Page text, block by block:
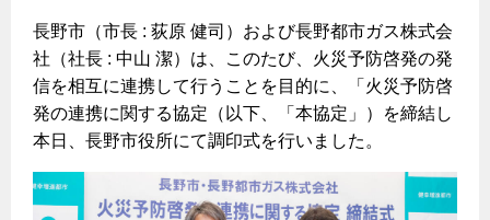
クレジットカードによるお支払い
払込書による窓口でのお支払い
払込書によるスマホアプリでのお支払い
検針について
原料費調整制度について
ガス給湯器とエコキュートの比較
快適性
経済性
ライフスタイルの変化に対応するエコジョーズ
グリル活用法
コンロの取替えは
レンジフード
レンジフード
サニタリーをリフォーム
その他をリフォーム
リフォーム事例紹介
3つのあんしん宣言
長野都市ガスのでんきのポイント
電気料金 長野都市ガスでんきプラン
都市ガスでんき 従量電灯Ｂ
都市ガスでんき 従量電灯Ｃ
都市ガスでんき 低圧電力
Chef Ropia's JOYFUL CUISINE
ヤミーのレシピ帖
食育活動について
エコ・クッキング
法人のお客様へ
ホーム お知らせ
お問合わせ・資料請求 ショールーム
長野市（市長 : 荻原 健司）および長野都市ガス株式会
社（社長 : 中山 潔）は、このたび、火災予防啓発の発
信を相互に連携して行うことを目的に、「火災予防啓
発の連携に関する協定（以下、「本協定」）を締結し
本日、長野市役所にて調印式を行いました。